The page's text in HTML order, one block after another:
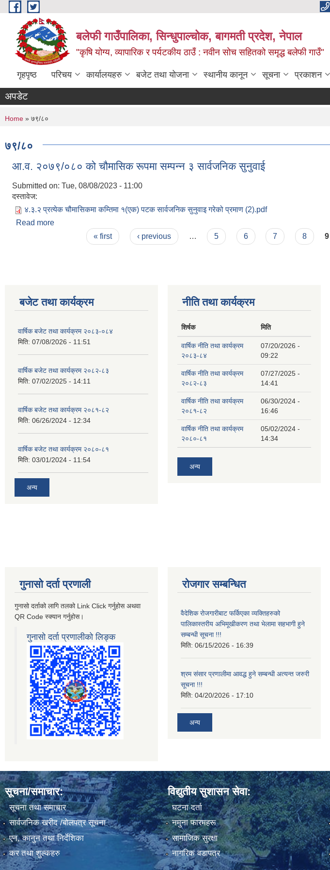
Skip to main content
बलेफी गाउँपालिका, सिन्धुपाल्चोक, बागमती प्रदेश, नेपाल
"कृषि योग्य, व्यापारिक र पर्यटकीय ठाउँ : नवीन सोच सहितको समृद्ध बलेफी गाउँ"
गृहपृष्ठ परिचय कार्यालयहरु बजेट तथा योजना स्थानीय कानून सूचना प्रकाशन
अपडेट
You are here
Home » ७९/८०
७९/८०
आ.व. २०७९/०८० को चौमासिक रूपमा सम्पन्न ३ सार्वजनिक सुनुवाई
Submitted on: Tue, 08/08/2023 - 11:00
दस्तावेज:
४.३.२ प्रत्येक चौमासिकमा कम्तिमा १(एक) पटक सार्वजनिक सुनुवाइ गरेको प्रमाण (2).pdf
Read more
« first ‹ previous … 5 6 7 8 9
बजेट तथा कार्यक्रम
वार्षिक बजेट तथा कार्यक्रम २०८३-०८४
मिति: 07/08/2026 - 11:51
वार्षिक बजेट तथा कार्यक्रम २०८२-८३
मिति: 07/02/2025 - 14:11
वार्षिक बजेट तथा कार्यक्रम २०८१-८२
मिति: 06/26/2024 - 12:34
वार्षिक बजेट तथा कार्यक्रम २०८०-८१
मिति: 03/01/2024 - 11:54
अन्य
नीति तथा कार्यक्रम
शिर्षक मिति
वार्षिक नीति तथा कार्यक्रम
२०८३-८४
07/20/2026 -
09:22
वार्षिक नीति तथा कार्यक्रम
२०८२-८३
07/27/2025 -
14:41
वार्षिक नीति तथा कार्यक्रम
२०८१-८२
06/30/2024 -
16:46
वार्षिक नीति तथा कार्यक्रम
२०८०-८१
05/02/2024 -
14:34
अन्य
गुनासो दर्ता प्रणाली
गुनासो दर्ताको लागि तलको Link Click गर्नुहोस अथवा
QR Code स्क्यान गर्नुहोस।
गुनासो दर्ता प्रणालीको लिङ्क
रोजगार सम्बन्धित
वैदेशिक रोजगारीबाट फर्किएका व्यक्तिहरुको
पालिकास्तरीय अभिमूखीकरण तथा भेलामा सहभागी हुने
सम्बन्धी सूचना !!!
मिति: 06/15/2026 - 16:39
श्रम संसार प्रणालीमा आवद्ध हुने सम्बन्धी अत्यन्त जरुरी
सूचना !!!
मिति: 04/20/2026 - 17:10
अन्य
सूचना/समाचार:
सूचना तथा समाचार
सार्वजनिक खरीद /बोलपत्र सूचना
एन, कानुन तथा निर्देशिका
कर तथा शुल्कहरु
विद्युतीय सुशासन सेवा:
घटना दर्ता
नमुना फारमहरू
सामाजिक सुरक्षा
नागरिक वडापत्र